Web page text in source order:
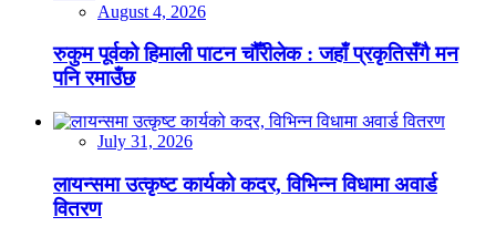
August 4, 2026
रुकुम पूर्वको हिमाली पाटन चौँरीलेक : जहाँ प्रकृतिसँगै मन
पनि रमाउँछ
July 31, 2026
लायन्समा उत्कृष्ट कार्यको कदर, विभिन्न विधामा अवार्ड
वितरण